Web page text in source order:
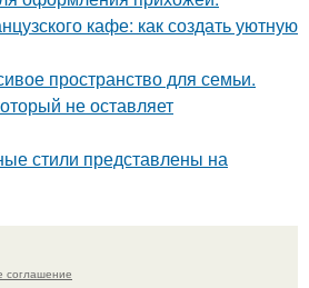
кафе: как создать уютную
пространство для семьи.
не оставляет
стили представлены на
соглашение